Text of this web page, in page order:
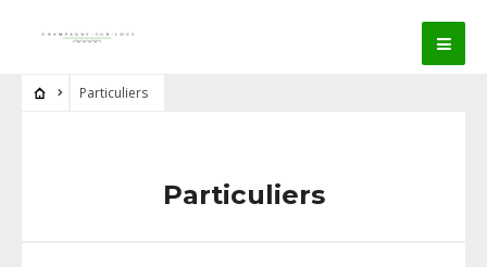
Particuliers
Particuliers